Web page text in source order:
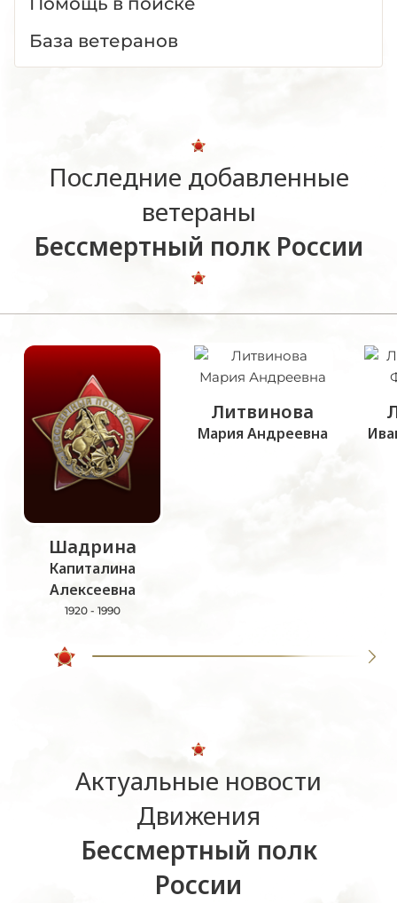
База ветеранов
Последние добавленные
ветераны
Бессмертный полк России
Шадрина
Капиталина
Алексеевна
1920 - 1990
Литвинова
Мария Андреевна
Актуальные новости
Движения
Бессмертный полк
России